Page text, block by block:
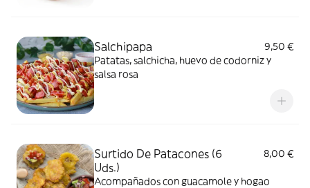
Salchipapa
9,50 €
Patatas, salchicha, huevo de codorniz y
salsa rosa
Surtido De Patacones (6
Uds.)
8,00 €
Acompañados con guacamole y hogao